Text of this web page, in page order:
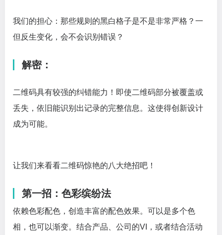
我们的担心：那些规则的黑白格子是不是非常严格？一
但反生变化，会不会识别错误？
解密：
二维码具有较强的纠错能力！即使二维码部分被覆盖或
丢失，依旧能识别出记录的完整信息。这使得创新设计
成为可能。
让我们来看看二维码惊艳的八大绝招吧！
第一招：色彩缤纷法
依赖色彩配色，创造丰富的配色效果。可以是多个色
相，也可以渐变。结合产品、公司的VI，或者结合活动